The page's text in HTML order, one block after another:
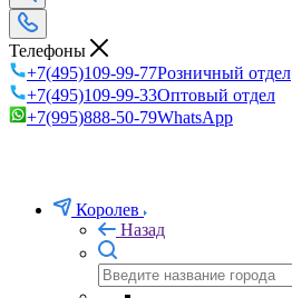
Телефоны
+7(495)109-99-77Розничный отдел
+7(495)109-99-33Оптовый отдел
+7(995)888-50-79WhatsApp
Королев
Назад